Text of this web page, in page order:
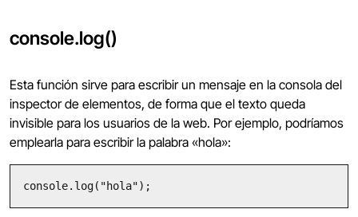
console.log()
Esta función sirve para escribir un mensaje en la consola del
inspector de elementos, de forma que el texto queda
invisible para los usuarios de la web. Por ejemplo, podríamos
emplearla para escribir la palabra «hola»:
console.log("hola");